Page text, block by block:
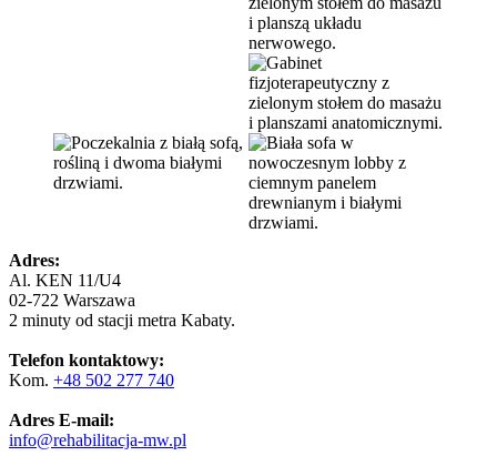
Adres:
Al. KEN 11/U4
02-722 Warszawa
2 minuty od stacji metra Kabaty.
Telefon kontaktowy:
Kom. +48 502 277 740
Adres E-mail:
info@rehabilitacja-mw.pl